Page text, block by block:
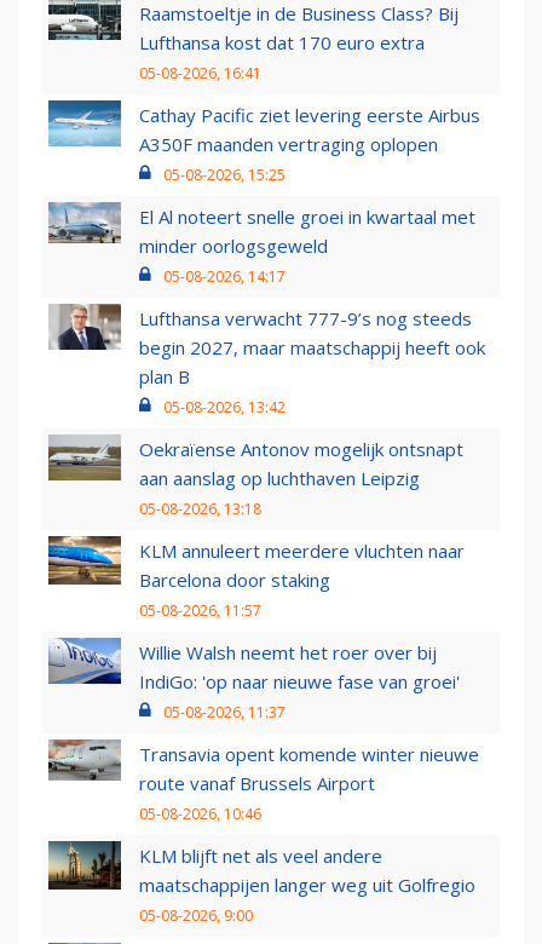
Raamstoeltje in de Business Class? Bij
Lufthansa kost dat 170 euro extra
05-08-2026, 16:41
Cathay Pacific ziet levering eerste Airbus
A350F maanden vertraging oplopen
05-08-2026, 15:25
El Al noteert snelle groei in kwartaal met
minder oorlogsgeweld
05-08-2026, 14:17
Lufthansa verwacht 777-9’s nog steeds
begin 2027, maar maatschappij heeft ook
plan B
05-08-2026, 13:42
Oekraïense Antonov mogelijk ontsnapt
aan aanslag op luchthaven Leipzig
05-08-2026, 13:18
KLM annuleert meerdere vluchten naar
Barcelona door staking
05-08-2026, 11:57
Willie Walsh neemt het roer over bij
IndiGo: 'op naar nieuwe fase van groei'
05-08-2026, 11:37
Transavia opent komende winter nieuwe
route vanaf Brussels Airport
05-08-2026, 10:46
KLM blijft net als veel andere
maatschappijen langer weg uit Golfregio
05-08-2026, 9:00